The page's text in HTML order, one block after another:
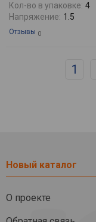
Кол-во в упаковке: 4
Напряжение: 1.5
Отзывы 0
1
Новый каталог
О проекте